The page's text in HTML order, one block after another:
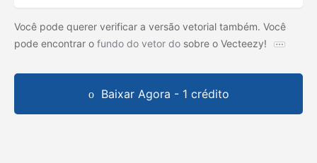
Você pode querer verificar a versão vetorial também. Você
pode encontrar o fundo do vetor do sobre o Vecteezy!
Baixar Agora - 1 crédito